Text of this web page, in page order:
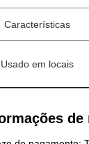
Características
Usado em locais
de